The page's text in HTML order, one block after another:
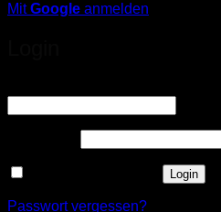
MitGoogle anmelden
Login
Passwort vergessen?